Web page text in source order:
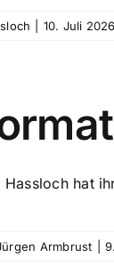
10. Juli 2026
Hassloch hat
Armbrust